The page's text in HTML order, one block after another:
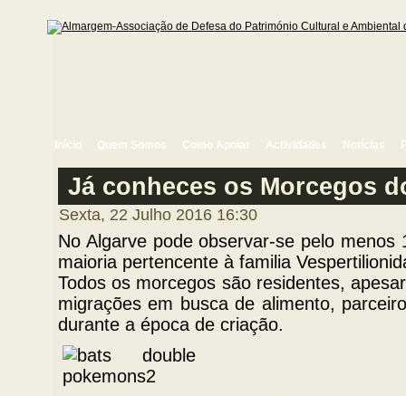
Início Quem Somos Como Apoiar Actividades Notícias
Já conheces os Morcegos
Sexta, 22 Julho 2016 16:30
No Algarve pode observar-se pelo
maioria pertencente à familia
Todos os morcegos são residentes,
migrações em busca de alimento,
durante a época de criação.